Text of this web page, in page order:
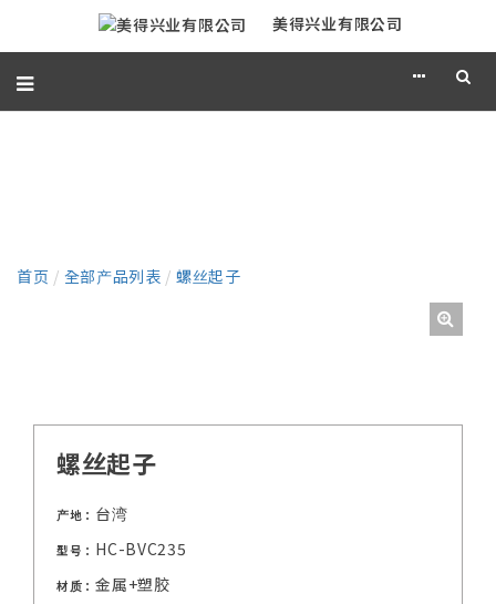
美得兴业有限公司
首页 / 全部产品列表 / 螺丝起子
螺丝起子
产地： 台湾
型号： HC-BVC235
材质：金属+塑胶